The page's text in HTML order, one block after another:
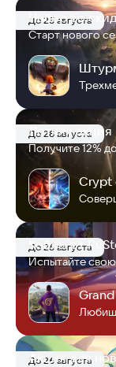
До 25 августа
Набор со
Старт нового
До 28 августа
Летняя акция
Получите 12%
Crypt
До 26 августа
Кейсы от
Испытайте
До 26 августа
Акция для